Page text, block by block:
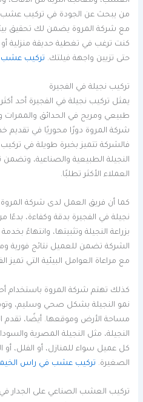
من يبحث عن الجودة في تركيب عشب
مع شركة المروة يضمن لك تحقيق
كنت ترغب في تغطية حديقة منزلية
حتى تزيين واجهة فيلتك. تركيب عشب
تركيب نجيلة في الفجيرة
يمثل تركيب نجيلة في الفجيرة أحد
طبيعي ومريح في الحدائق والممرات
شركة المروة دورًا محوريًا في تقديم
فالشركة تتميز بخبرة طويلة في
النجيلة الطبيعية والصناعية،
العملاء الأكثر تطلبًا.
كما أن فريق العمل لدى شركة
نجيلة في الفجيرة بدقة وكفاءة،
بزراعة النجيلة وتثبيتها، وانتهاءً
الشركة تضمن للعميل نتائج فورية
مع مراعاة العوامل البيئية التي تميز
كذلك تهتم شركة المروة باستخدام
نمو النجيلة بشكل صحي وسليم،
مساحة الأرض وموقعها. أيضًا، تقدم
النجيلة، مثل النجيلة المصرية
كل عميل سواء للمنازل، أو الفلل، أو
الصغيرة. تركيب عشب في راس
تركيب العشب الصناعي على الجدار في